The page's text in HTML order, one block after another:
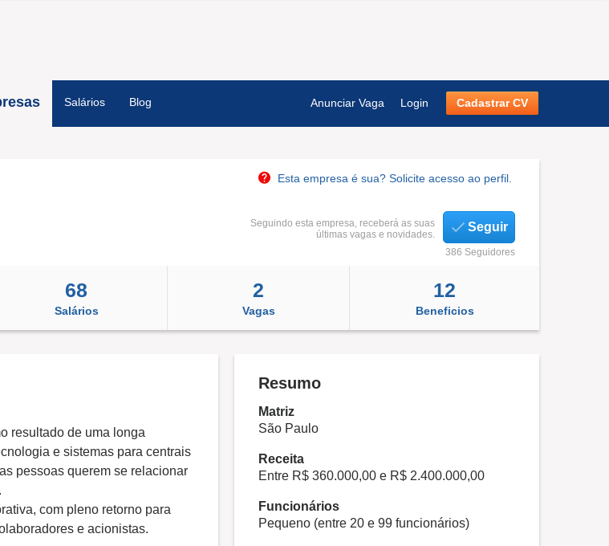
Salários Blog Anunciar Vaga Login Cadastrar CV
Esta empresa é sua? Solicite acesso ao perfil.
Seguindo esta empresa, receberá as suas
últimas vagas e novidades.
Seguir
386 Seguidores
68
Salários
2
Vagas
12
Beneficios
resultado de uma longa
e sistemas para centrais
pessoas querem se relacionar
com pleno retorno para
e acionistas.
Resumo
Matriz
São Paulo
Receita
Entre R$ 360.000,00 e R$ 2.400.000,00
Funcionários
Pequeno (entre 20 e 99 funcionários)